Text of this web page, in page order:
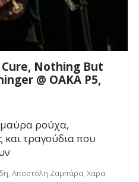
Nothing But
@ ΟΑΚΑ P5,
ρούχα,
και τραγούδια που
Αποστόλη Ζαμπάρα, Χαρά